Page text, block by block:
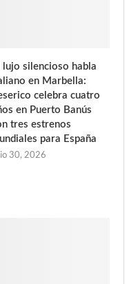
lujo silencioso habla
en Marbella:
celebra cuatro
en Puerto Banús
tres estrenos
para España
30, 2026